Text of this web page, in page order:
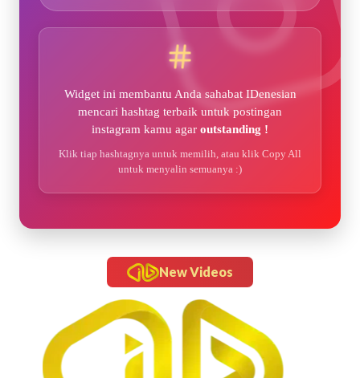
Widget ini membantu Anda sahabat IDenesian
mencari hashtag terbaik untuk postingan
instagram kamu agar outstanding !
Klik tiap hashtagnya untuk memilih, atau klik Copy All
untuk menyalin semuanya :)
New Videos